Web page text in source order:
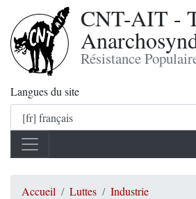
CNT-AIT -
Résistance
Langues du site
Accueil Luttes Industrie